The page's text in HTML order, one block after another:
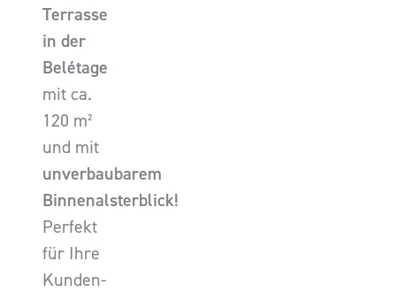
Terrasse
in der
Belétage
mit ca.
120 m²
und mit
unverbaubarem
Binnenalsterblick!
Perfekt
für Ihre
Kunden-